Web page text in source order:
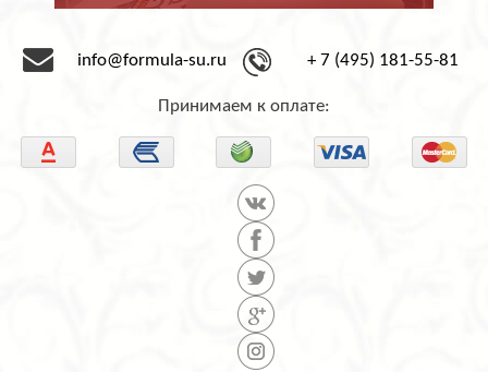
info@formula-su.ru + 7 (495) 181-55-81
Принимаем к оплате: